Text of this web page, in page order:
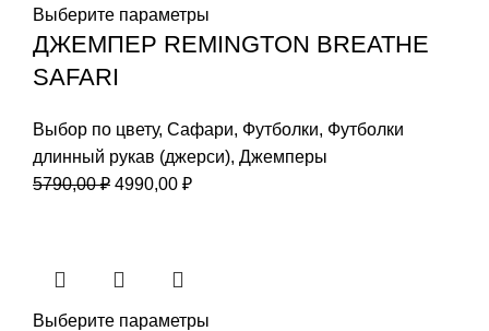
Выберите параметры
ДЖЕМПЕР REMINGTON BREATHE
SAFARI
Выбор по цвету, Сафари, Футболки, Футболки
длинный рукав (джерси), Джемперы
5790,00₽ Первоначальная
4990,00 ₽Текущая
Выберите параметры